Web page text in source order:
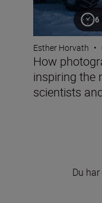
Esther Horvath •
How
inspiring the
scientists
Du